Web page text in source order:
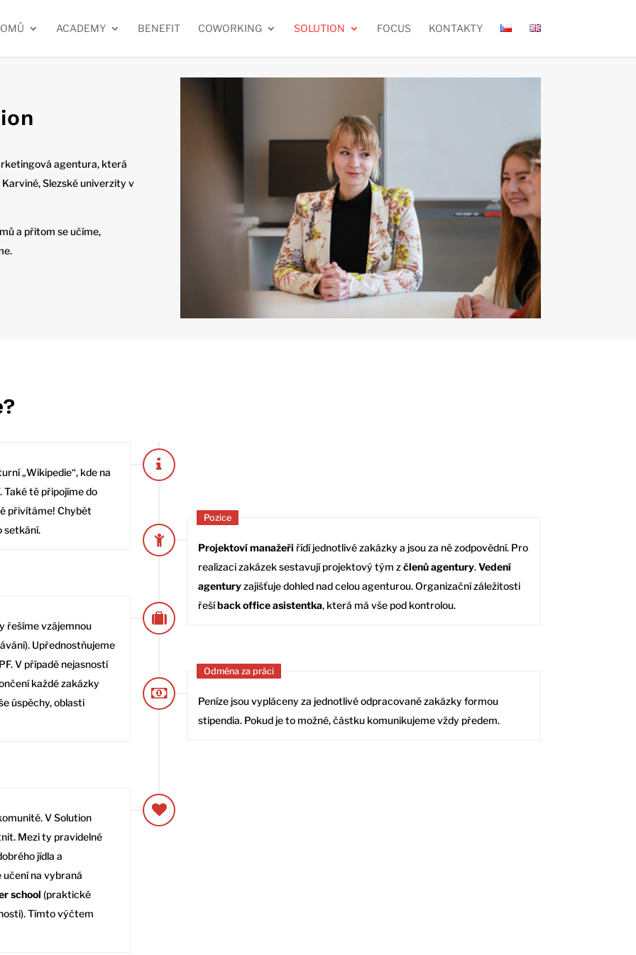
ACADEMY BENEFIT COWORKING SOLUTION FOCUS KONTAKTY
agentura, která
Slezské univerzity v
a přitom se učíme,
„Wikipedie“, kde na
Také tě připojíme do
přivítáme! Chybět
setkání.
Pozice
Projektoví manažeři řídí jednotlivé zakázky a jsou za ně zodpovědní. Pro
realizaci zakázek sestavují projektový tým zčlenů agentury.Vedení
agenturyzajišťuje dohled nad celou agenturou. Organizační záležitosti
řešíback office asistentka, která má vše pod kontrolou.
řešíme vzájemnou
Upřednostňujeme
V případě nejasností
každé zakázky
úspěchy, oblasti
Odměna za práci
Peníze jsou vypláceny za jednotlivé odpracované zakázky formou
stipendia. Pokud je to možné, částku komunikujeme vždy předem.
V Solution
Mezi ty pravidelné
jídla a
na vybraná
school (praktické
Tímto výčtem